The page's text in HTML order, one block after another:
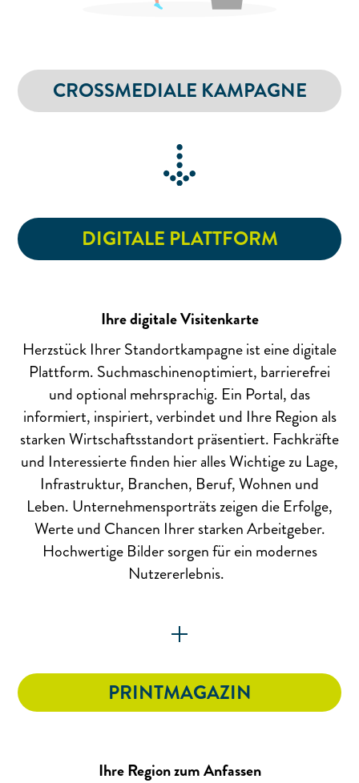
CROSSMEDIALE KAMPAGNE
DIGITALE PLATTFORM
PRINTMAGAZIN
Ihre digitale Visitenkarte
Herzstück Ihrer Standortkampagne ist eine digitale
Plattform. Suchmaschinenoptimiert, barrierefrei
und optional mehrsprachig. Ein Portal, das
informiert, inspiriert, verbindet und Ihre Region als
starken Wirtschaftsstandort präsentiert. Fachkräfte
und Interessierte finden hier alles Wichtige zu Lage,
Infrastruktur, Branchen, Beruf, Wohnen und
Leben. Unternehmensporträts zeigen die Erfolge,
Werte und Chancen Ihrer starken Arbeitgeber.
Hochwertige Bilder sorgen für ein modernes
Nutzererlebnis.
Ihre Region zum Anfassen